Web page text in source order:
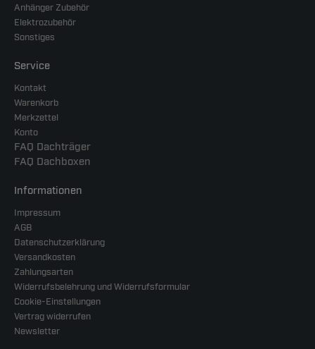
Anhänger Zubehör
Elektrozubehör
Sonstiges
Service
Kontakt
Warenkorb
Merkzettel
Konto
FAQ Dachträger
FAQ Dachboxen
Informationen
Impressum
AGB
Datenschutzerklärung
Versandkosten
Zahlungsarten
Widerrufsbelehrung und Widerrufsformular
Cookie-Einstellungen
Vertrag widerrufen
Newsletter